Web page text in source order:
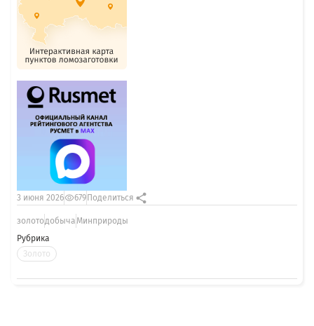
Рубрика
Золото
3 июня 2026 679 Поделиться
золотодобыча Минприроды